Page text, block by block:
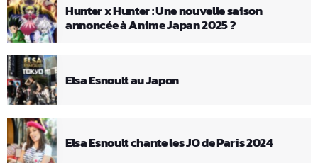
Hunter x Hunter : Une nouvelle saison
annoncée à Anime Japan 2025 ?
Elsa Esnoult au Japon
Elsa Esnoult chante les JO de Paris 2024